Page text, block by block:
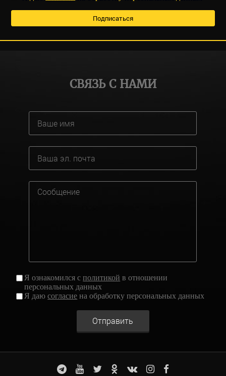
СВЯЗЬ С НАМИ
Я ознакомился сполитикой в отношении
персональных данных
Я даюсогласие на обработку персональных данных
Отправить